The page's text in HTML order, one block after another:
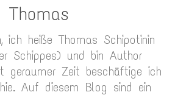
Thomas
ich heiße Thomas Schipotinin
Schippes) und bin Author
geraumer Zeit beschäftige ich
Auf diesem Blog sind ein